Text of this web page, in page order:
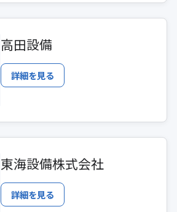
高田設備
詳細を見る
東海設備株式会社
詳細を見る